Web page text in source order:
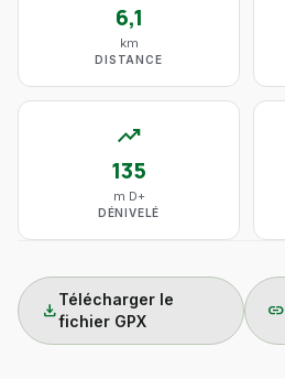
6,1
km
DISTANCE
trending_up
135
m D+
DÉNIVELÉ
download
Télécharger le
fichier GPX
link